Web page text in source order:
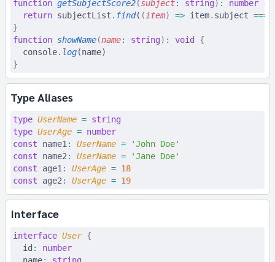
function getSubjectScore2(subject: string) : number {
  return
subjectList . find( ( item) => item. subject ===
}
function showName(name: string) : void
{
  console
. log(name)
}
Type Aliases
type UserName = string
type UserAge = number
const name1 : UserName = 'John Doe'
const name2 : UserName = 'Jane Doe'
const age1 : UserAge = 18
const age2 : UserAge = 19
Interface
interface User {
  id
:
number